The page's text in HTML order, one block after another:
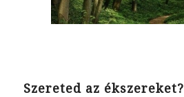
Szereted az ékszereket?